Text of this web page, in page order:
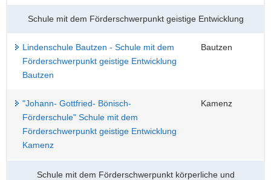
Schule mit dem Förderschwerpunkt geistige Entwicklung
Lindenschule Bautzen - Schule mit dem
Förderschwerpunkt geistige Entwicklung
Bautzen
Bautzen
"Johann- Gottfried- Bönisch-
Förderschule" Schule mit dem
Förderschwerpunkt geistige Entwicklung
Kamenz
Kamenz
Schule mit dem Förderschwerpunkt körperliche und